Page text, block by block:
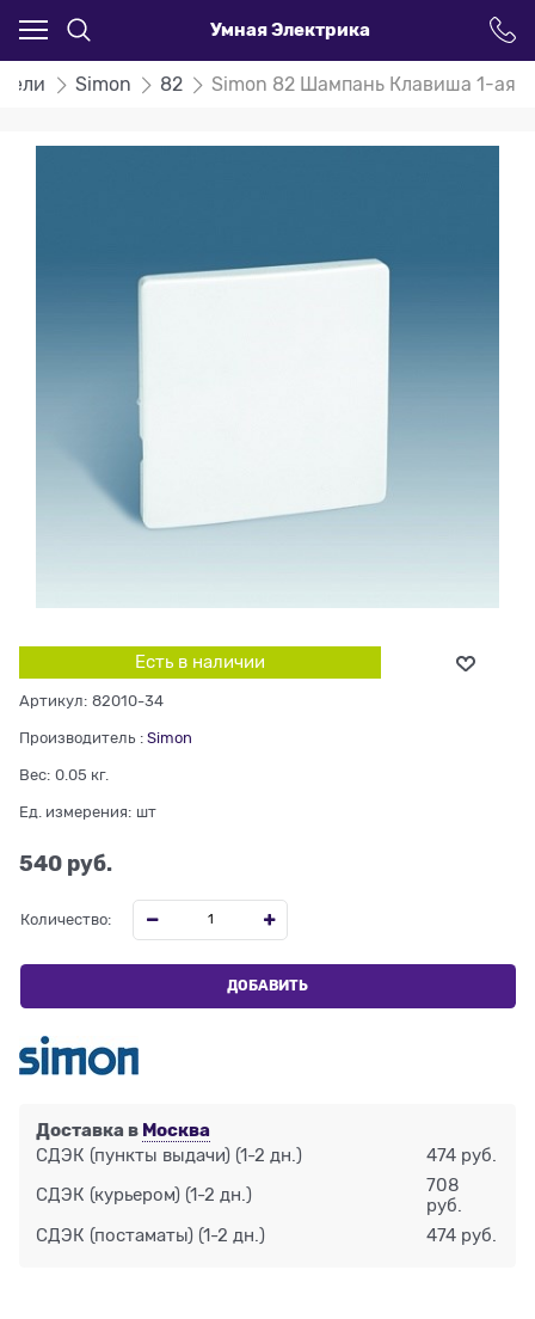
Умная Электрика
Simon 82 Simon 82 Шампань Клавиша 1-ая
Есть в наличии
Артикул: 82010-34
Производитель : Simon
Вес: 0.05 кг.
Ед. измерения: шт
540 руб.
Количество:
ДОБАВИТЬ
Доставка в Москва
СДЭК (пункты выдачи) (1-2 дн.) 474 руб.
СДЭК (курьером) (1-2 дн.)
708
руб.
СДЭК (постаматы) (1-2 дн.) 474 руб.